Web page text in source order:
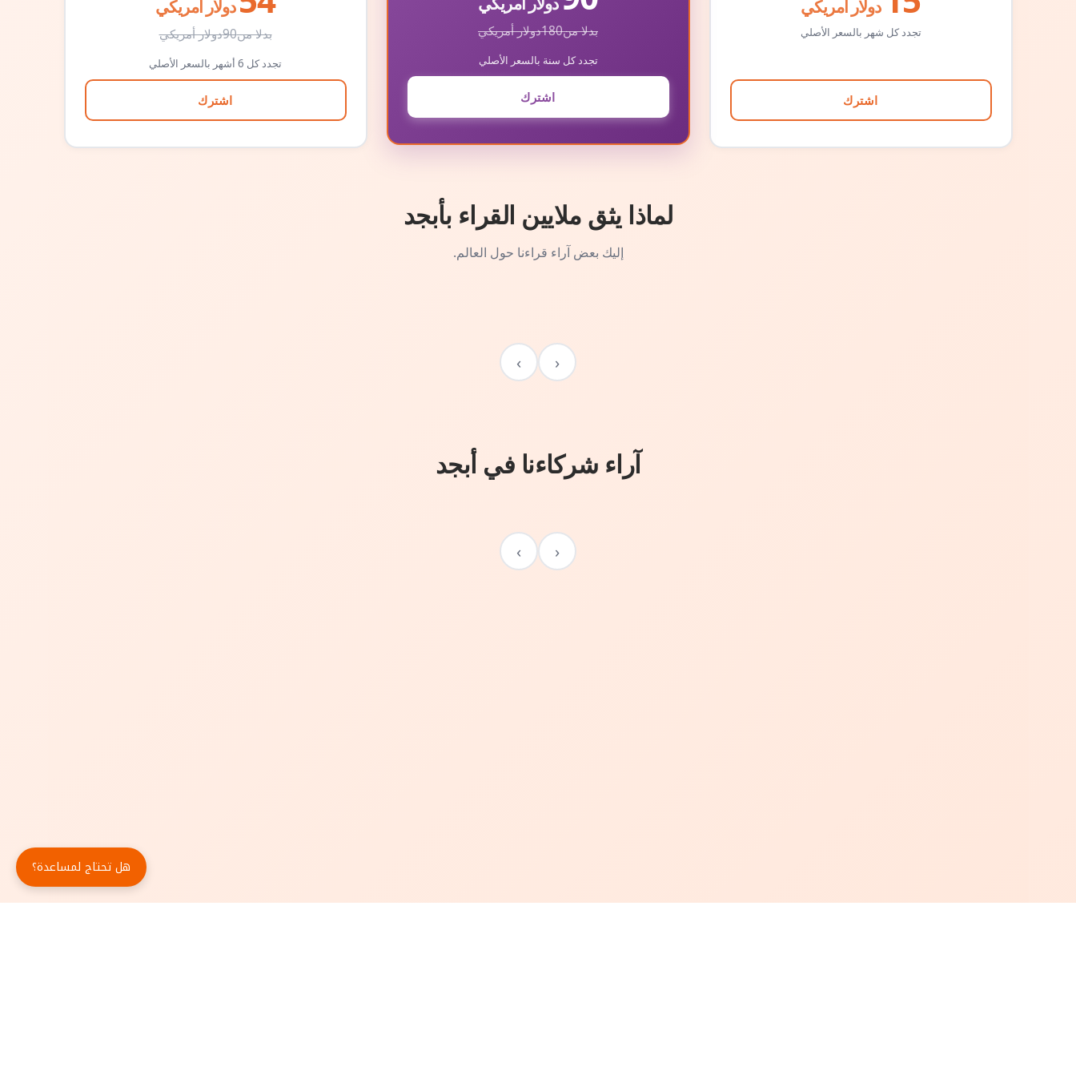
دولار أمريكي
تجدد كل شهر بالسعر الأصلي
اشترك
بدلا من180دولار أمريكي
تجدد كل سنة بالسعر الأصلي
اشترك
دولار أمريكي
بدلا من90دولار أمريكي
تجدد كل 6 أشهر بالسعر الأصلي
اشترك
لماذا يثق ملايين القراء بأبجد
إليك بعض آراء قراءنا حول العالم.
‹
›
آراء شركاءنا في أبجد
‹
›
هل تحتاج لمساعدة؟